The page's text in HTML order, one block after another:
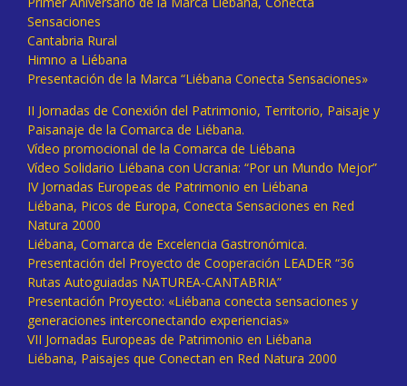
Sensaciones
Cantabria Rural
Himno a Liébana
Presentación de la Marca “Liébana Conecta Sensaciones»
II Jornadas de Conexión del Patrimonio, Territorio, Paisaje y
Paisanaje de la Comarca de Liébana.
Vídeo promocional de la Comarca de Liébana
Vídeo Solidario Liébana con Ucrania: “Por un Mundo Mejor”
IV Jornadas Europeas de Patrimonio en Liébana
Liébana, Picos de Europa, Conecta Sensaciones en Red
Natura 2000
Liébana, Comarca de Excelencia Gastronómica.
Presentación del Proyecto de Cooperación LEADER “36
Rutas Autoguiadas NATUREA-CANTABRIA”
Presentación Proyecto: «Liébana conecta sensaciones y
generaciones interconectando experiencias»
VII Jornadas Europeas de Patrimonio en Liébana
Liébana, Paisajes que Conectan en Red Natura 2000